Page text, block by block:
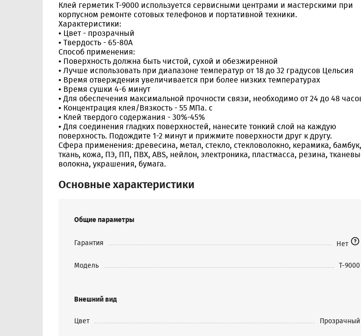
Клей герметик T-9000 используется сервисными центрами и мастерскими при
корпусном ремонте сотовых телефонов и портативной техники.
Характеристики:
• Цвет - прозрачный
• Твердость - 65-80A
Способ применения:
• Поверхность должна быть чистой, сухой и обезжиренной
• Лучше использовать при диапазоне температур от 18 до 32 градусов Цельсия
• Время отверждения увеличивается при более низких температурах
• Время сушки 4-6 минут
• Для обеспечения максимальной прочности связи, необходимо от 24 до 48
• Концентрация клея/Вязкость - 55 МПа. с
• Клей твердого содержания - 30%-45%
• Для соединения гладких поверхностей, нанесите тонкий слой на каждую
поверхность. Подождите 1-2 минут и прижмите поверхности друг к другу.
Сфера применения: древесина, метал, стекло, стекловолокно, керамика, бамбук,
ткань, кожа, ПЭ, ПП, ПВХ, ABS, нейлон, электроника, пластмасса, резина,
волокна, украшения, бумага.
Основные характеристики
Общие параметры
Гарантия Нет
Модель T-9000
Внешний вид
Цвет Прозрачный